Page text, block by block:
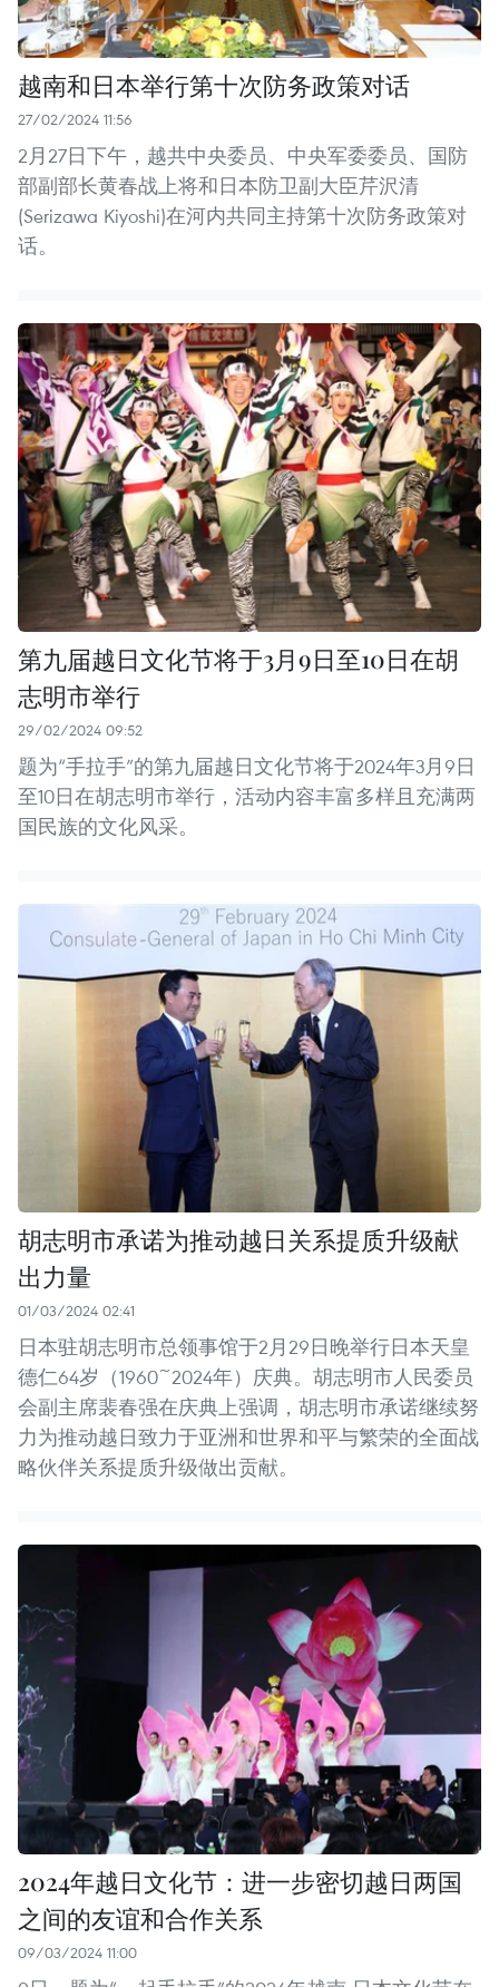
越南和日本举行第十次防务政策对话
27/02/2024 11:56
2月27日下午，越共中央委员、中央军委委员、国防
部副部长黄春战上将和日本防卫副大臣芹沢清
(Serizawa Kiyoshi)在河内共同主持第十次防务政策对
话。
第九届越日文化节将于3月9日至10日在胡
志明市举行
29/02/2024 09:52
题为“手拉手”的第九届越日文化节将于2024年3月9日
至10日在胡志明市举行，活动内容丰富多样且充满两
国民族的文化风采。
胡志明市承诺为推动越日关系提质升级献
出力量
01/03/2024 02:41
日本驻胡志明市总领事馆于2月29日晚举行日本天皇
德仁64岁（1960~2024年）庆典。胡志明市人民委员
会副主席裴春强在庆典上强调，胡志明市承诺继续努
力为推动越日致力于亚洲和世界和平与繁荣的全面战
略伙伴关系提质升级做出贡献。
2024年越日文化节：进一步密切越日两国
之间的友谊和合作关系
09/03/2024 11:00